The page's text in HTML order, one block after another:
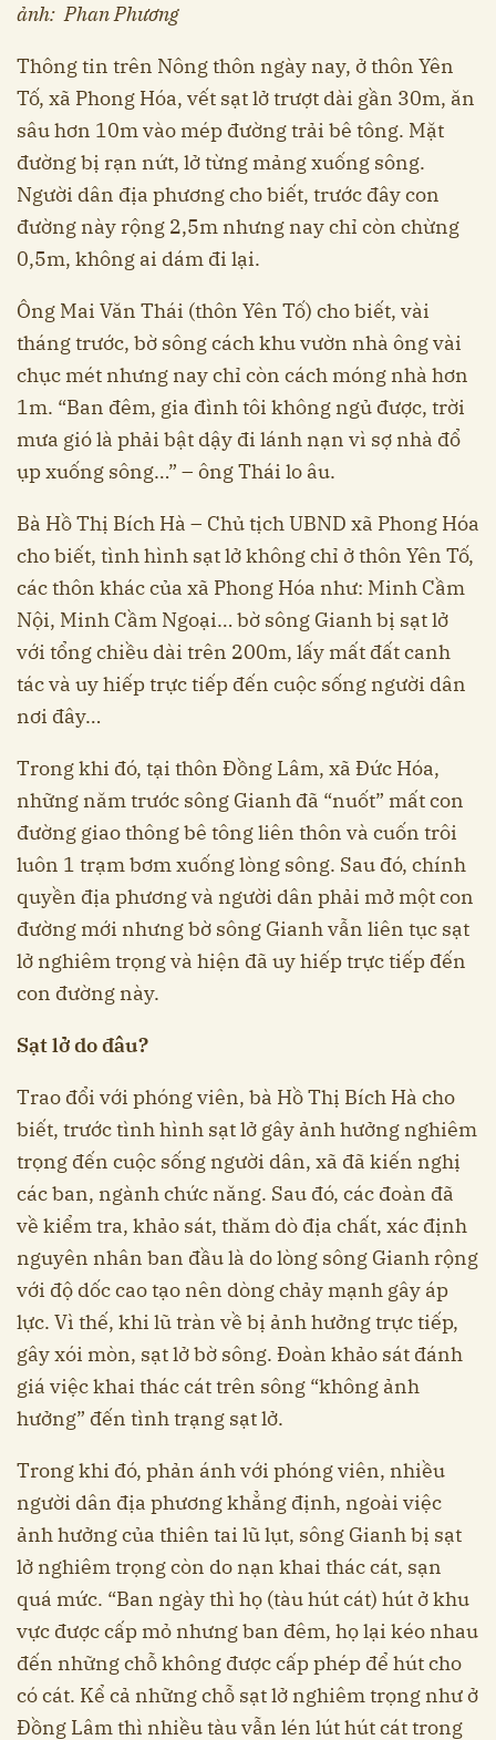
ảnh: Phan Phương
Thông tin trên Nông thôn ngày nay, ở thôn Yên
Tố, xã Phong Hóa, vết sạt lở trượt dài gần 30m, ăn
sâu hơn 10m vào mép đường trải bê tông. Mặt
đường bị rạn nứt, lở từng mảng xuống sông.
Người dân địa phương cho biết, trước đây con
đường này rộng 2,5m nhưng nay chỉ còn chừng
0,5m, không ai dám đi lại.
Ông Mai Văn Thái (thôn Yên Tố) cho biết, vài
tháng trước, bờ sông cách khu vườn nhà ông vài
chục mét nhưng nay chỉ còn cách móng nhà hơn
1m. “Ban đêm, gia đình tôi không ngủ được, trời
mưa gió là phải bật dậy đi lánh nạn vì sợ nhà đổ
ụp xuống sông…” – ông Thái lo âu.
Bà Hồ Thị Bích Hà – Chủ tịch UBND xã Phong Hóa
cho biết, tình hình sạt lở không chỉ ở thôn Yên Tố,
các thôn khác của xã Phong Hóa như: Minh Cầm
Nội, Minh Cầm Ngoại… bờ sông Gianh bị sạt lở
với tổng chiều dài trên 200m, lấy mất đất canh
tác và uy hiếp trực tiếp đến cuộc sống người dân
nơi đây…
Trong khi đó, tại thôn Đồng Lâm, xã Đức Hóa,
những năm trước sông Gianh đã “nuốt” mất con
đường giao thông bê tông liên thôn và cuốn trôi
luôn 1 trạm bơm xuống lòng sông. Sau đó, chính
quyền địa phương và người dân phải mở một con
đường mới nhưng bờ sông Gianh vẫn liên tục sạt
lở nghiêm trọng và hiện đã uy hiếp trực tiếp đến
con đường này.
Sạt lở do đâu?
Trao đổi với phóng viên, bà Hồ Thị Bích Hà cho
biết, trước tình hình sạt lở gây ảnh hưởng nghiêm
trọng đến cuộc sống người dân, xã đã kiến nghị
các ban, ngành chức năng. Sau đó, các đoàn đã
về kiểm tra, khảo sát, thăm dò địa chất, xác định
nguyên nhân ban đầu là do lòng sông Gianh rộng
với độ dốc cao tạo nên dòng chảy mạnh gây áp
lực. Vì thế, khi lũ tràn về bị ảnh hưởng trực tiếp,
gây xói mòn, sạt lở bờ sông. Đoàn khảo sát đánh
giá việc khai thác cát trên sông “không ảnh
hưởng” đến tình trạng sạt lở.
Trong khi đó, phản ánh với phóng viên, nhiều
người dân địa phương khẳng định, ngoài việc
ảnh hưởng của thiên tai lũ lụt, sông Gianh bị sạt
lở nghiêm trọng còn do nạn khai thác cát, sạn
quá mức. “Ban ngày thì họ (tàu hút cát) hút ở khu
vực được cấp mỏ nhưng ban đêm, họ lại kéo nhau
đến những chỗ không được cấp phép để hút cho
có cát. Kể cả những chỗ sạt lở nghiêm trọng như ở
Đồng Lâm thì nhiều tàu vẫn lén lút hút cát trong